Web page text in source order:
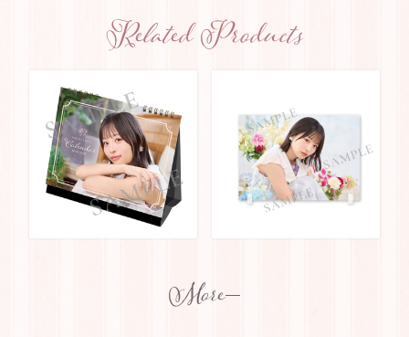
Related Products
More